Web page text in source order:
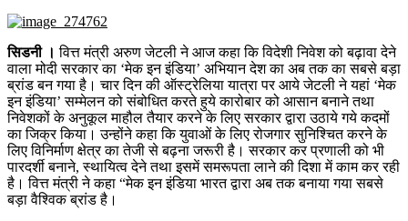
सिडनी । वित्त मंत्री अरुण जेटली ने आज कहा कि विदेशी निवेश को बढ़ावा देने
वाला मोदी सरकार का ‘मेक इन इंडिया’ अभियान देश का अब तक का सबसे बड़ा
ब्रांड बन गया है। चार दिन की ऑस्ट्रेलिया यात्रा पर आये जेटली ने यहां ‘मेक
इन इंडिया’ सम्मेलन को संबोधित करते हुये कारोबार को आसान बनाने तथा
निवेशकों के अनुकूल माहौल तैयार करने के लिए सरकार द्वारा उठाये गये कदमों
का जिक्र किया। उन्होंने कहा कि युवाओं के लिए रोजगार सुनिश्चित करने के
लिए विनिर्माण क्षेत्र का तेजी से बढ़ना जरूरी है। सरकार कर प्रणाली को भी
पारदर्शी बनाने, स्थायित्व देने तथा इसमें समरूपता लाने की दिशा में काम कर रही
है। वित्त मंत्री ने कहा “मेक इन इंडिया भारत द्वारा अब तक बनाया गया सबसे
बड़ा वैश्विक ब्रांड है।